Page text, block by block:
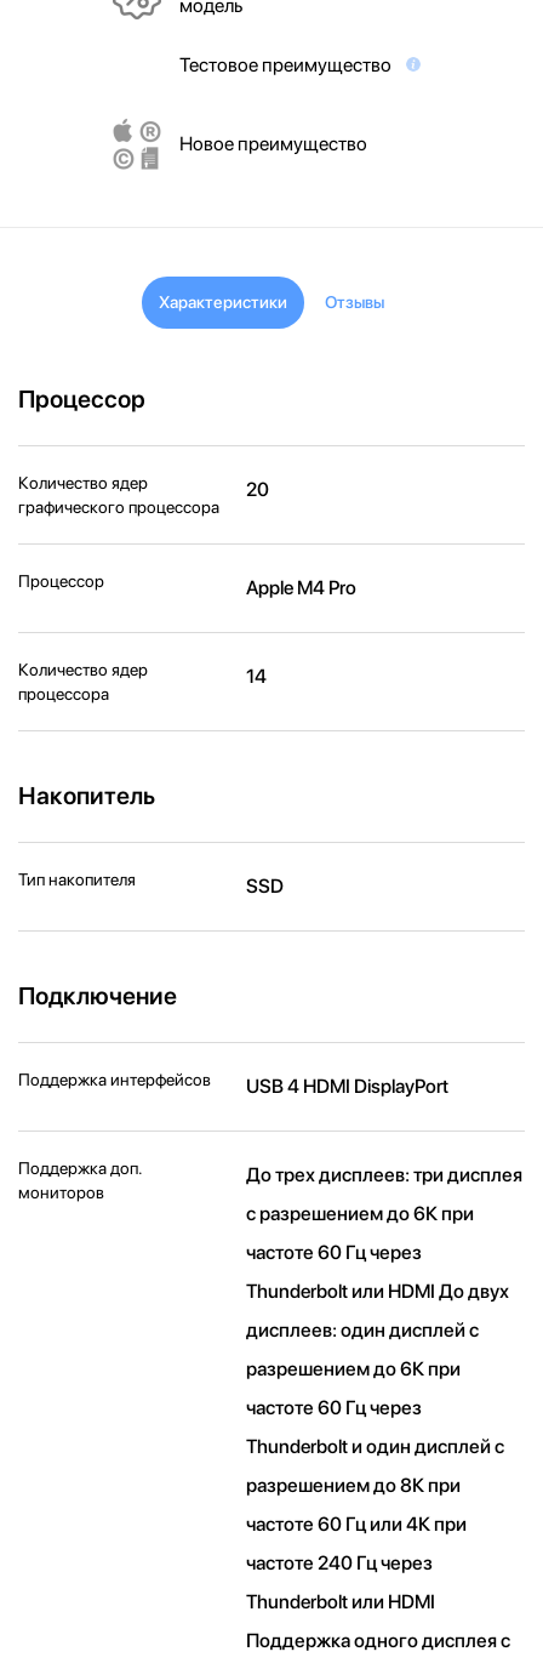
модель
Тестовое преимущество
Новое преимущество
Характеристики Отзывы
Процессор
Количество ядер
графического процессора
20
Процессор Apple M4 Pro
Количество ядер
процессора
14
Накопитель
Тип накопителя SSD
Подключение
Поддержка интерфейсов USB 4 HDMI DisplayPort
Поддержка доп.
мониторов
До трех дисплеев: три дисплея
с разрешением до 6К при
частоте 60 Гц через
Thunderbolt или HDMI До двух
дисплеев: один дисплей с
разрешением до 6К при
частоте 60 Гц через
Thunderbolt и один дисплей с
разрешением до 8К при
частоте 60 Гц или 4К при
частоте 240 Гц через
Thunderbolt или HDMI
Поддержка одного дисплея с